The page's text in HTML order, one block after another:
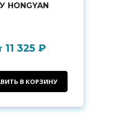
HONGYAN
11 325 ₽
В КОРЗИНУ